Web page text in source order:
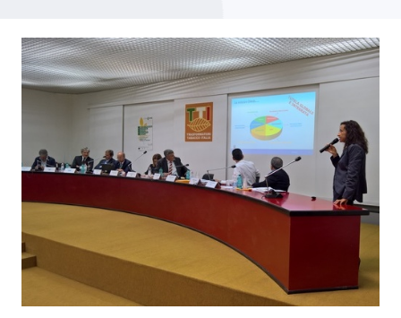
Sicurezza e lavoro nella filiera del tabacco